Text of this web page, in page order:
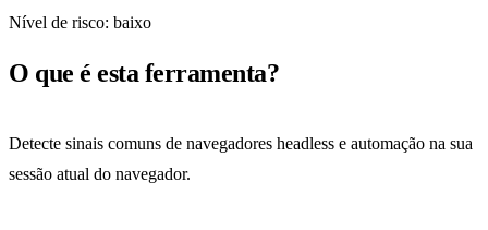
Nível de risco: baixo
O que é esta ferramenta?
Detecte sinais comuns de navegadores headless e automação na sua
sessão atual do navegador.